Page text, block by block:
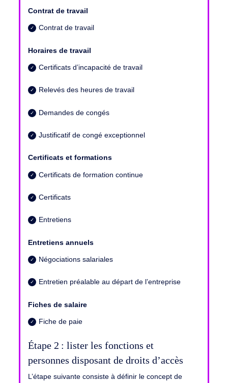
Contrat de travail
Contrat de travail
Horaires de travail
Certificats d’incapacité de travail
Relevés des heures de travail
Demandes de congés
Justificatif de congé exceptionnel
Certificats et formations
Certificats de formation continue
Certificats
Entretiens
Entretiens annuels
Négociations salariales
Entretien préalable au départ de l’entreprise
Fiches de salaire
Fiche de paie
Étape 2 : lister les fonctions et
personnes disposant de droits d’accès
L’étape suivante consiste à définir le concept de